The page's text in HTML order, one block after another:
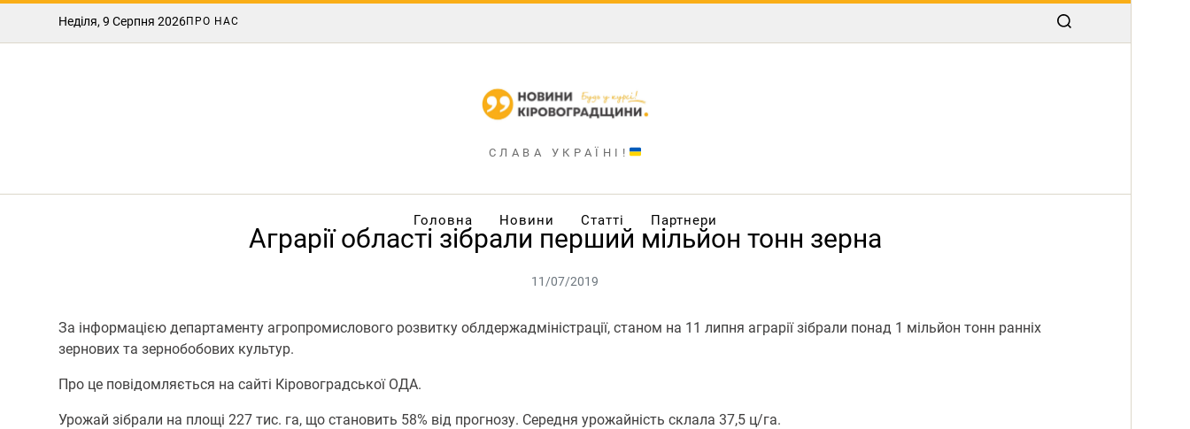
Неділя, 9 Серпня 2026ПРО НАС
СЛАВА УКРАЇНІ!
Головна Новини Статті Партнери
Аграрії області зібрали перший мільйон тонн зерна
11/07/2019
За інформацією департаменту агропромислового розвитку облдержадміністрації, станом на 11 липня аграрії зібрали понад 1 мільйон тонн ранніх
зернових та зернобобових культур.
Про це повідомляється на сайті Кіровоградської ОДА.
Урожай зібрали на площі 227 тис. га, що становить 58% від прогнозу. Середня урожайність склала 37,5 ц/га.